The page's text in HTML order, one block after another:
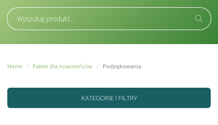
Home Pakiet dla nowożeńców Podziękowania
KATEGORIE I FILTRY